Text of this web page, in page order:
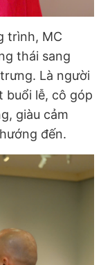
trình, MC
thái sang
Là người
buổi lễ, cô góp
giàu cảm
đến.